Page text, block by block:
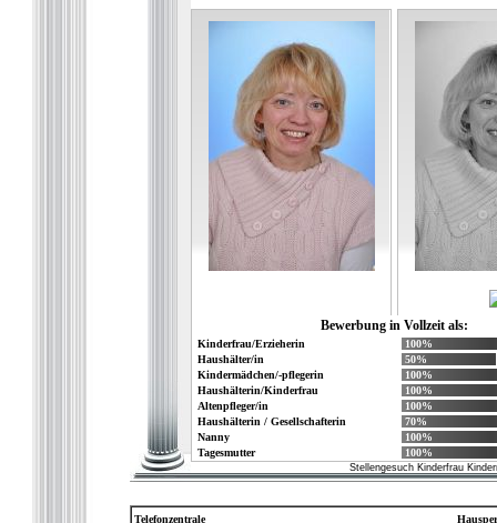
Bewerbung in Vollzeit als:
Kinderfrau/Erzieherin
100%
Haushälter/in
50%
Kindermädchen/-pflegerin
100%
Haushälterin/Kinderfrau
100%
Altenpfleger/in
100%
Haushälterin / Gesellschafterin
70%
Nanny
100%
Tagesmutter
100%
Stellengesuch Kinderfrau
Telefonzentrale